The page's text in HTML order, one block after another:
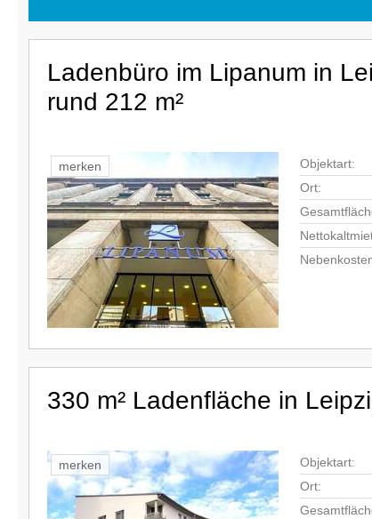
Ladenbüro im Lipanum in
rund 212 m²
merken Objektart:
Ort:
330 m² Ladenfläche in
merken Objektart:
Ort: